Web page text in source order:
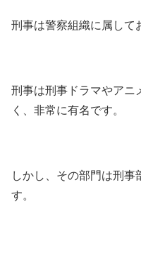
刑事は警察組織に属して
刑事は刑事ドラマやアニ
く、非常に有名です。
しかし、その部門は刑事
す。